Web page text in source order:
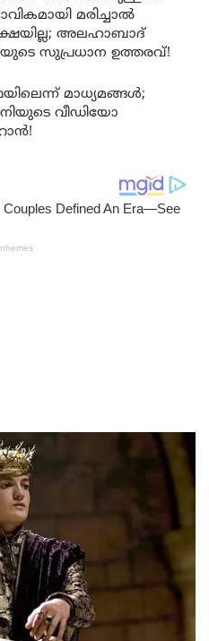
മരിച്ചാൽ
അലഹാബാദ്
സുപ്രധാന ഉത്തരവ്!
മാധ്യമങ്ങൾ;
വീഡിയോ